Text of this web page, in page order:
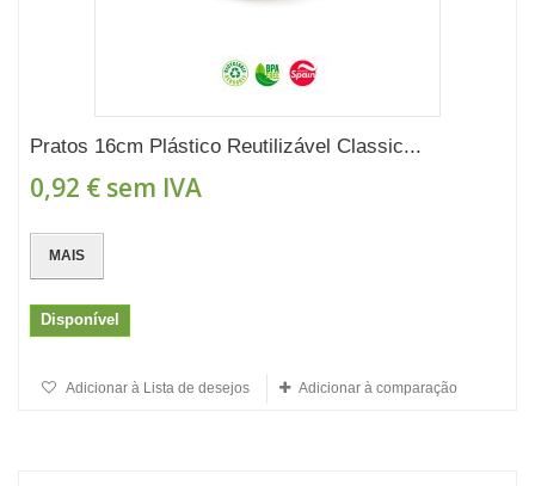
Pratos 16cm Plástico Reutilizável Classic...
0,92 € sem IVA
MAIS
Disponível
Adicionar à Lista de desejos Adicionar à comparação